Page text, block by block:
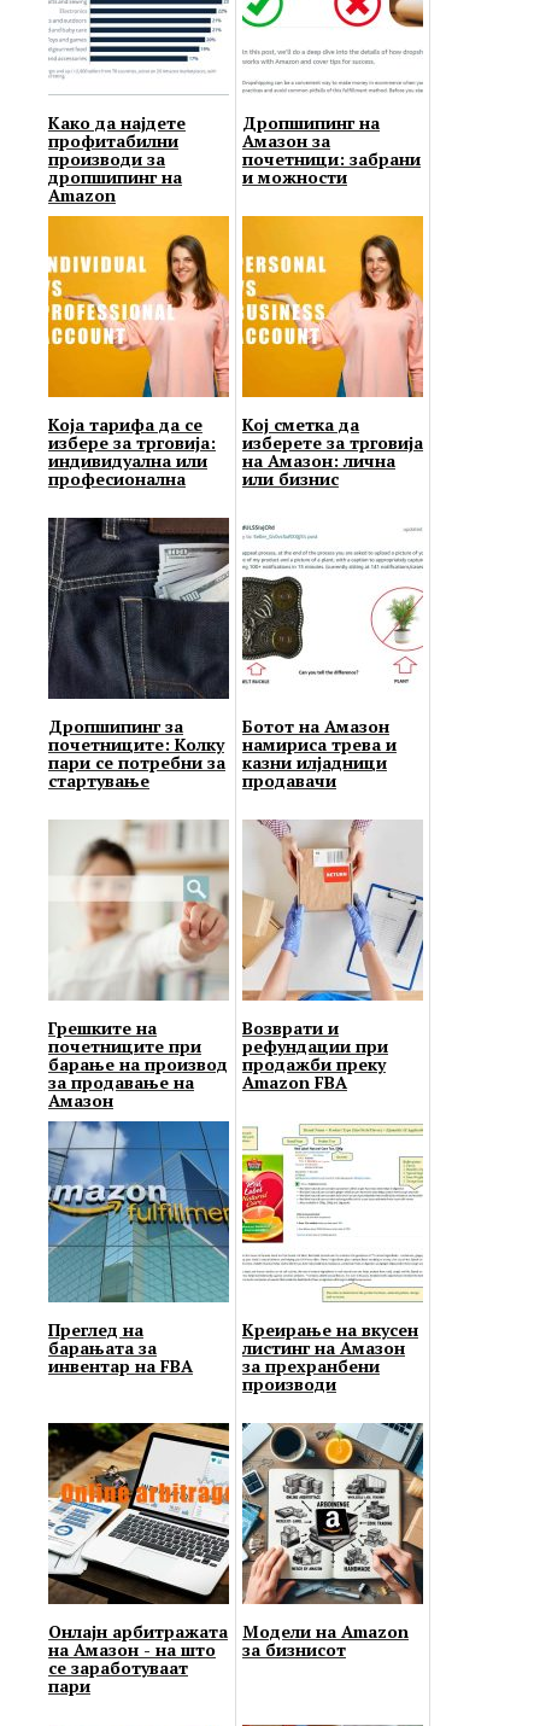
Како да најдете
профитабилни
производи за
дропшипинг на
Amazon
Дропшипинг на
Амазон за
почетници: забрани
и можности
Која тарифа да се
избере за трговија:
индивидуална или
професионална
Кој сметка да
изберете за трговија
на Амазон: лична
или бизнис
Дропшипинг за
почетниците: Колку
пари се потребни за
стартување
Ботот на Амазон
намириса трева и
казни илјадници
продавачи
Грешките на
почетниците при
барање на производ
за продавање на
Амазон
Возврати и
рефундации при
продажби преку
Amazon FBA
Преглед на
барањата за
инвентар на FBA
Креирање на вкусен
листинг на Амазон
за прехранбени
производи
Онлајн арбитражата
на Амазон - на што
се заработуваат
пари
Модели на Amazon
за бизнисот